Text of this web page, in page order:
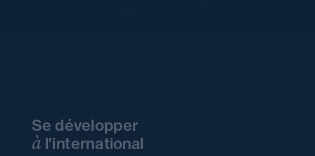
Se développer
à l'international